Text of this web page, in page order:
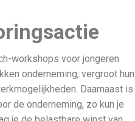
workshops voor jongeren
onderneming, vergroot hun
Daarnaast is
de onderneming, zo kun je